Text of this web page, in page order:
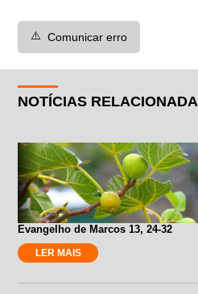
⚠️ Comunicar erro
NOTÍCIAS
Evangelho de Marcos 13, 24-32
LER MAIS